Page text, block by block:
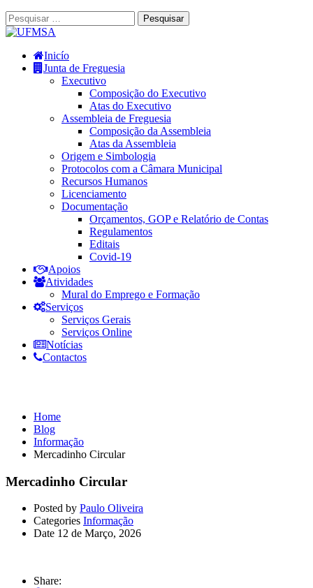
Inicío
Junta de Freguesia
Executivo
Composição do Executivo
Atas do Executivo
Assembleia de Freguesia
Composição da Assembleia
Atas da Assembleia
Origem e Simbologia
Protocolos com a Câmara Municipal
Recursos Humanos
Licenciamento
Documentação
Orçamentos, GOP e Relatório de Contas
Regulamentos
Editais
Covid-19
Apoios
Atividades
Mural do Emprego e Formação
Serviços
Serviços Gerais
Serviços Online
Notícias
Contactos
Home
Blog
Informação
Mercadinho Circular
Mercadinho Circular
Posted by Paulo Oliveira
Categories Informação
Date 12 de Março, 2026
Share: